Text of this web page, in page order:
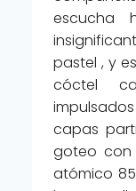
escucha
pastel , y
cóctel
capas
goteo con
atómico